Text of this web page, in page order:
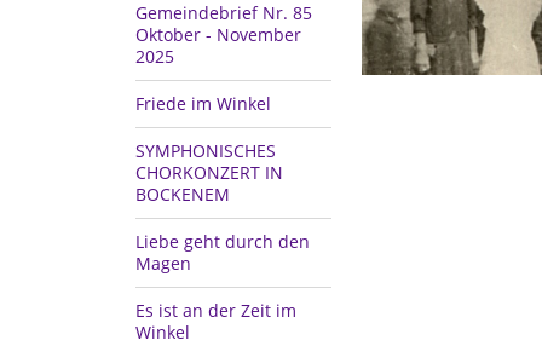
Gemeindebrief Nr. 85
Oktober - November
2025
Friede im Winkel
SYMPHONISCHES
CHORKONZERT IN
BOCKENEM
Liebe geht durch den
Magen
Es ist an der Zeit im
Winkel